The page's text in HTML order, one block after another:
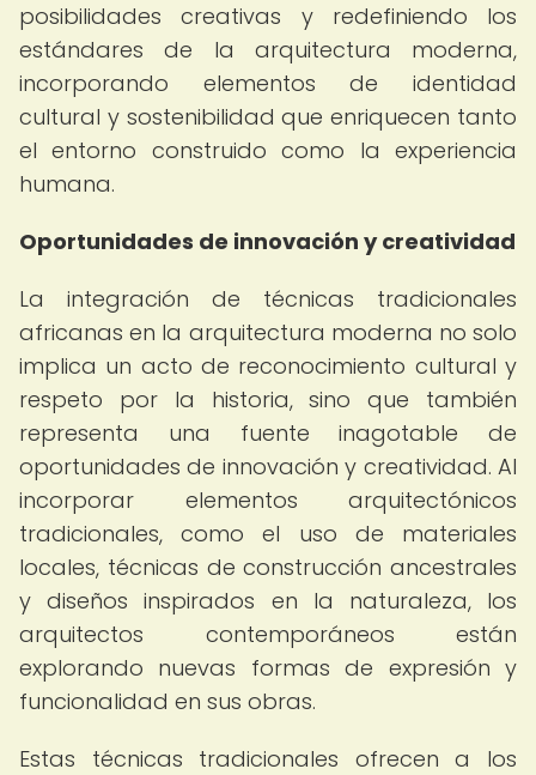
posibilidades creativas y redefiniendo los
estándares de la arquitectura moderna,
incorporando elementos de identidad
cultural y sostenibilidad que enriquecen tanto
el entorno construido como la experiencia
humana.
Oportunidades de innovación y creatividad
La integración de técnicas tradicionales
africanas en la arquitectura moderna no solo
implica un acto de reconocimiento cultural y
respeto por la historia, sino que también
representa una fuente inagotable de
oportunidades de innovación y creatividad. Al
incorporar elementos arquitectónicos
tradicionales, como el uso de materiales
locales, técnicas de construcción ancestrales
y diseños inspirados en la naturaleza, los
arquitectos contemporáneos están
explorando nuevas formas de expresión y
funcionalidad en sus obras.
Estas técnicas tradicionales ofrecen a los